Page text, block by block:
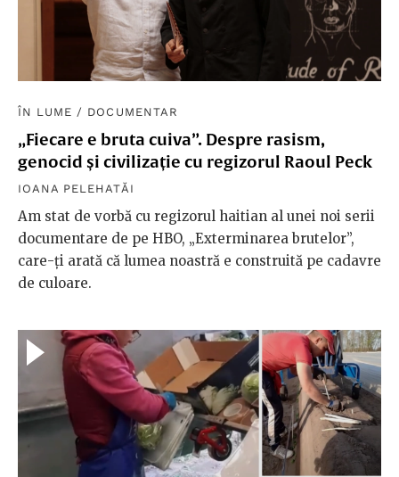
ÎN LUME / DOCUMENTAR
„Fiecare e bruta cuiva”. Despre rasism,
genocid și civilizație cu regizorul Raoul Peck
IOANA PELEHATĂI
Am stat de vorbă cu regizorul haitian al unei noi serii
documentare de pe HBO, „Exterminarea brutelor”,
care-ți arată că lumea noastră e construită pe cadavre
de culoare.